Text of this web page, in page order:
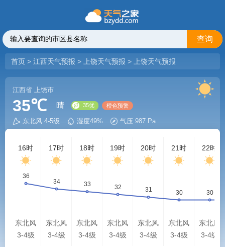
查询
首页 > 江西天气预报 > 上饶天气预报 > 上饶天气预报
江西省 上饶市
35℃ 晴
东北风 4-5级 湿度49% 气压 987 Pa
16时
东北风
3-4级
17时
东北风
3-4级
18时
东北风
3-4级
19时
东北风
3-4级
20时
东北风
3-4级
21时
东北风
3-4级
22时
东北风
3-4级